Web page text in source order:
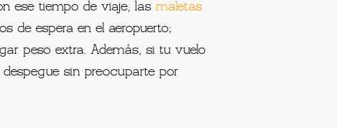
ese tiempo de viaje, las maletas
de espera en el aeropuerto;
peso extra. Además, si tu vuelo
sin preocuparte por